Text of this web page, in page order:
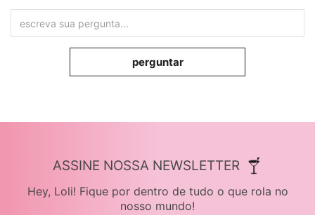
perguntar
ASSINE NOSSA NEWSLETTER
Hey, Loli! Fique por dentro de tudo o que rola no
nosso mundo!